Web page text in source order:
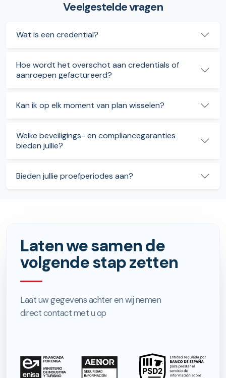
Veelgestelde vragen
Wat is een credential?
Hoe wordt het overschot aan credentials of
aanroepen gefactureerd?
Kan ik op elk moment van plan wisselen?
Welke beveiligings- en compliancegaranties
bieden jullie?
Bieden jullie proefperiodes aan?
Laten we samen de
volgende stap zetten
Laat uw gegevens achter en wij nemen
direct contact met u op